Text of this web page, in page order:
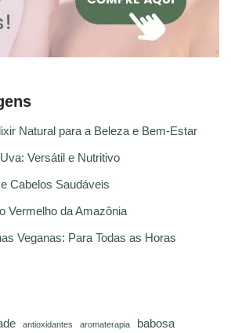
Natural para a Beleza e Bem-Estar
Versátil e Nutritivo
Cabelos Saudáveis
Vermelho da Amazônia
Veganas: Para Todas as Horas
antioxidantes aromaterapia babosa